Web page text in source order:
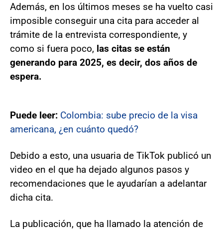
Además, en los últimos meses se ha vuelto casi
imposible conseguir una cita para acceder al
trámite de la entrevista correspondiente, y
como si fuera poco, las citas se están
generando para 2025, es decir, dos años de
espera.
Puede leer: Colombia: sube precio de la visa
americana, ¿en cuánto quedó?
Debido a esto, una usuaria de TikTok publicó un
video en el que ha dejado algunos pasos y
recomendaciones que le ayudarían a adelantar
dicha cita.
La publicación, que ha llamado la atención de